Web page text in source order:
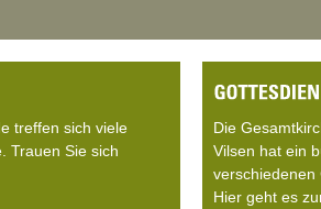
treffen sich viele
Trauen Sie sich
Die
Vilsen hat ein
verschiedenen
Hier geht es